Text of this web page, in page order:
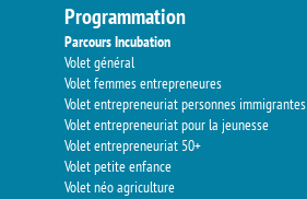
Programmation
Parcours Incubation
Volet général
Volet femmes entrepreneures
Volet entrepreneuriat personnes immigrantes
Volet entrepreneuriat pour la jeunesse
Volet entrepreneuriat 50+
Volet petite enfance
Volet néo agriculture